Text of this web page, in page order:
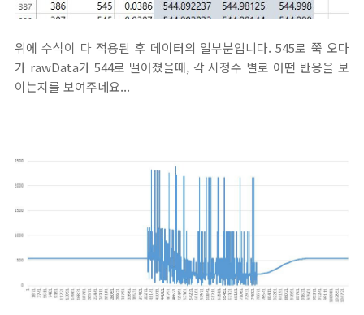
위에 수식이 다 적용된 후 데이터의 일부분입니다. 545로 쭉 오다
가 rawData가 544로 떨어졌을때, 각 시정수 별로 어떤 반응을 보
이는지를 보여주네요...